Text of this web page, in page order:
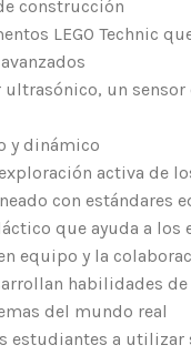
construcción
LEGO Technic
ultrasónico, un
y dinámico
activa de
con estándares
que ayuda a los
equipo y la
habilidades
del mundo real
estudiantes a